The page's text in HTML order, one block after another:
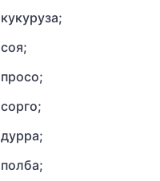
кукуруза;
соя;
просо;
сорго;
дурра;
полба;